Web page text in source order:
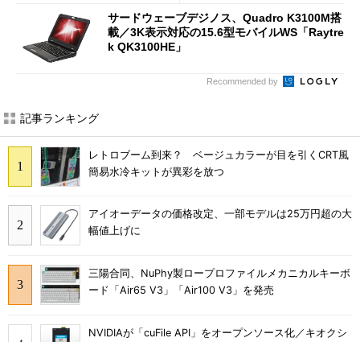
サードウェーブデジノス、Quadro K3100M搭
載／3K表示対応の15.6型モバイルWS「Raytre
k QK3100HE」
Recommended by
記事ランキング
レトロブーム到来？ ベージュカラーが目を引くCRT風
簡易水冷キットが異彩を放つ
アイオーデータの価格改定、一部モデルは25万円超の大
幅値上げに
三陽合同、NuPhy製ロープロファイルメカニカルキーボ
ード「Air65 V3」「Air100 V3」を発売
NVIDIAが「cuFile API」をオープンソース化／キオクシ